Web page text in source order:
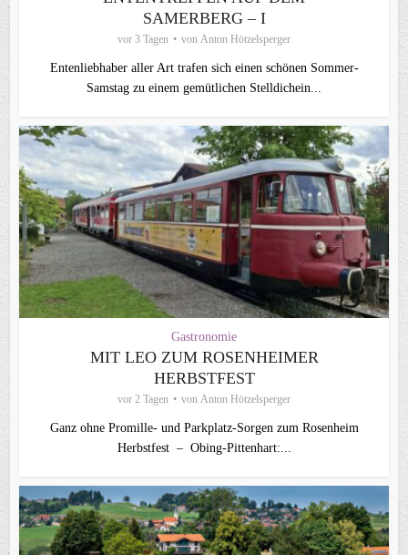
SAMERBERG – I
vor 3 Tagen von Anton Hötzelsperger
Entenliebhaber aller Art trafen sich einen schönen Sommer-
Samstag zu einem gemütlichen Stelldichein...
Gastronomie
MIT LEO ZUM ROSENHEIMER
HERBSTFEST
vor 2 Tagen von Anton Hötzelsperger
Ganz ohne Promille- und Parkplatz-Sorgen zum Rosenheim
Herbstfest – Obing-Pittenhart:...